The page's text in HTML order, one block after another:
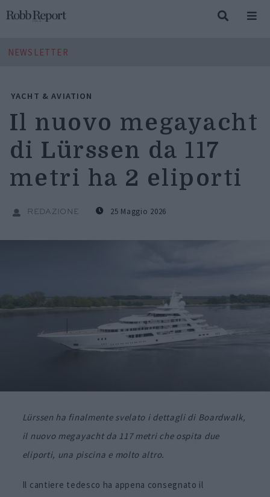
NEWSLETTER
YACHT & AVIATION
Il nuovo megayacht
di Lürssen da 117
metri ha 2 eliporti
REDAZIONE 25 Maggio 2026
Lürssen ha finalmente svelato i dettagli di Boardwalk,
il nuovo megayacht da 117 metri che ospita due
eliporti, una piscina e molto altro.
Il cantiere tedesco ha appena consegnato il